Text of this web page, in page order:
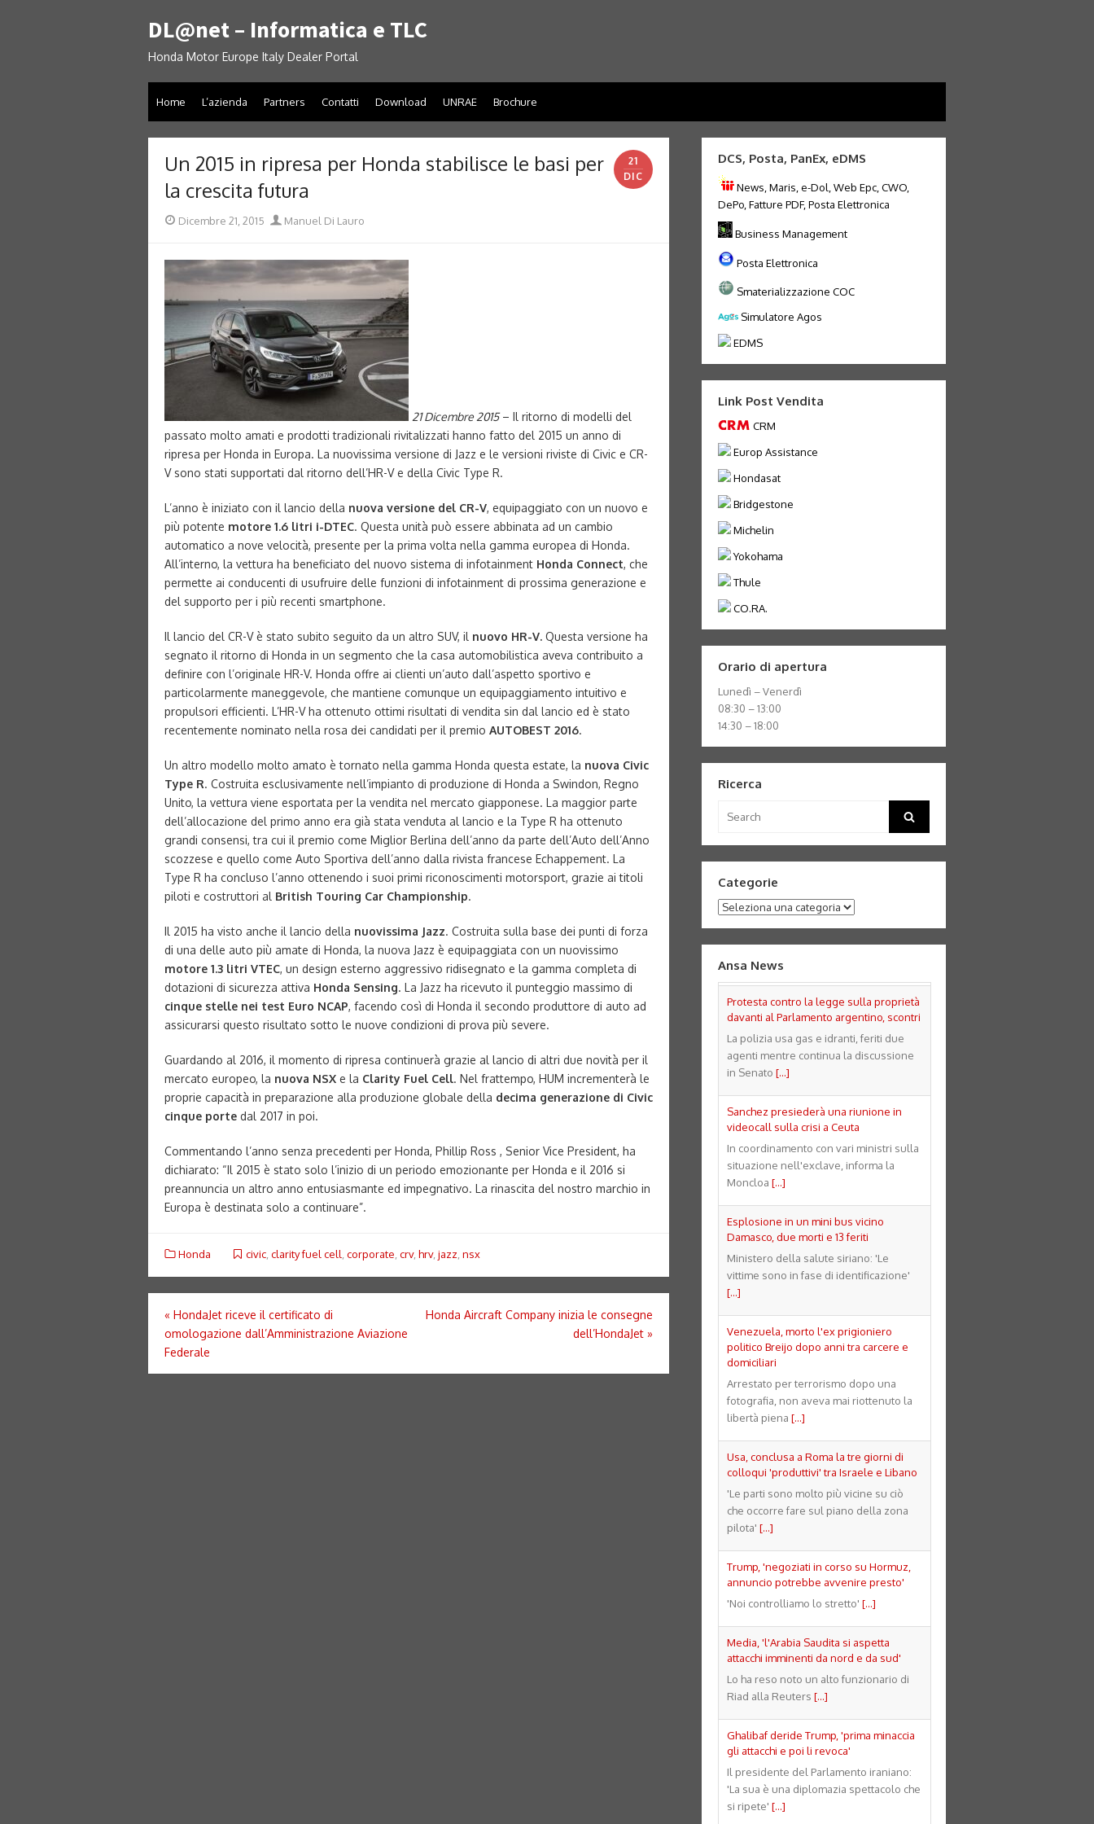
to
content
DL@net – Informatica e TLC
Honda Motor Europe Italy Dealer Portal
Home L’azienda Partners Contatti Download UNRAE Brochure
Un 2015 in ripresa per Honda stabilisce le basi per
la crescita futura
21
DIC
Posted
Dicembre 21, 2015 Author
Manuel Di Lauro
21 Dicembre 2015– Il ritorno di modelli del
passato molto amati e prodotti tradizionali rivitalizzati hanno fatto del 2015 un anno di
ripresa per Honda in Europa. La nuovissima versione di Jazz e le versioni riviste di Civic e CR-
V sono stati supportati dal ritorno dell’HR-V e della Civic Type R.
L’anno è iniziato con il lancio della nuova versione del CR-V, equipaggiato con un nuovo e
più potente motore 1.6 litri i-DTEC. Questa unità può essere abbinata ad un cambio
automatico a nove velocità, presente per la prima volta nella gamma europea di Honda.
All’interno, la vettura ha beneficiato del nuovo sistema di infotainment Honda Connect, che
permette ai conducenti di usufruire delle funzioni di infotainment di prossima generazione e
del supporto per i più recenti smartphone.
Il lancio del CR-V è stato subito seguito da un altro SUV, il nuovo HR-V. Questa versione ha
segnato il ritorno di Honda in un segmento che la casa automobilistica aveva contribuito a
definire con l’originale HR-V. Honda offre ai clienti un’auto dall’aspetto sportivo e
particolarmente maneggevole, che mantiene comunque un equipaggiamento intuitivo e
propulsori efficienti. L’HR-V ha ottenuto ottimi risultati di vendita sin dal lancio ed è stato
recentemente nominato nella rosa dei candidati per il premio AUTOBEST 2016.
Un altro modello molto amato è tornato nella gamma Honda questa estate, la nuova Civic
Type R. Costruita esclusivamente nell’impianto di produzione di Honda a Swindon, Regno
Unito, la vettura viene esportata per la vendita nel mercato giapponese. La maggior parte
dell’allocazione del primo anno era già stata venduta al lancio e la Type R ha ottenuto
grandi consensi, tra cui il premio come Miglior Berlina dell’anno da parte dell’Auto dell’Anno
scozzese e quello come Auto Sportiva dell’anno dalla rivista francese Echappement. La
Type R ha concluso l’anno ottenendo i suoi primi riconoscimenti motorsport, grazie ai titoli
piloti e costruttori al British Touring Car Championship.
Il 2015 ha visto anche il lancio della nuovissima Jazz. Costruita sulla base dei punti di forza
di una delle auto più amate di Honda, la nuova Jazz è equipaggiata con un nuovissimo
motore 1.3 litri VTEC, un design esterno aggressivo ridisegnato e la gamma completa di
dotazioni di sicurezza attiva Honda Sensing. La Jazz ha ricevuto il punteggio massimo di
cinque stelle nei test Euro NCAP, facendo così di Honda il secondo produttore di auto ad
assicurarsi questo risultato sotto le nuove condizioni di prova più severe.
Guardando al 2016, il momento di ripresa continuerà grazie al lancio di altri due novità per il
mercato europeo, la nuova NSX e la Clarity Fuel Cell. Nel frattempo, HUM incrementerà le
proprie capacità in preparazione alla produzione globale della decima generazione di Civic
cinque porte dal 2017 in poi.
Commentando l’anno senza precedenti per Honda, Phillip Ross , Senior Vice President, ha
dichiarato: “Il 2015 è stato solo l’inizio di un periodo emozionante per Honda e il 2016 si
preannuncia un altro anno entusiasmante ed impegnativo. La rinascita del nostro marchio in
Europa è destinata solo a continuare”.
Honda civic, clarity fuel cell corporate crv, hrv, jazz nsx
Navigazione
articoli
« HondaJet riceve il certificato di
omologazione dall’Amministrazione Aviazione
Federale
Honda Aircraft Company inizia le consegne
dell’HondaJet »
DCS, Posta, PanEx, eDMS
News, Maris, e-Dol, Web Epc, CWO,
DePo, Fatture PDF, Posta Elettronica
Business Management
Posta Elettronica
Smaterializzazione COC
Simulatore Agos
EDMS
Link Post Vendita
CRM
Europ Assistance
Hondasat
Bridgestone
Michelin
Yokohama
Thule
CO.RA.
Orario di apertura
Lunedì – Venerdì
08:30 – 13:00
14:30 – 18:00
Ricerca
for:
Search
Categorie
Categorie
Ansa News
Protesta contro la legge sulla proprietà
davanti al Parlamento argentino, scontri
La polizia usa gas e idranti, feriti due
agenti mentre continua la discussione
in Senato [...]
Sanchez presiederà una riunione in
videocall sulla crisi a Ceuta
In coordinamento con vari ministri sulla
situazione nell'exclave, informa la
Moncloa [...]
Esplosione in un mini bus vicino
Damasco, due morti e 13 feriti
Ministero della salute siriano: 'Le
vittime sono in fase di identificazione'
[...]
Venezuela, morto l'ex prigioniero
politico Breijo dopo anni tra carcere e
domiciliari
Arrestato per terrorismo dopo una
fotografia, non aveva mai riottenuto la
libertà piena [...]
Usa, conclusa a Roma la tre giorni di
colloqui 'produttivi' tra Israele e Libano
'Le parti sono molto più vicine su ciò
che occorre fare sul piano della zona
pilota' [...]
Trump, 'negoziati in corso su Hormuz,
annuncio potrebbe avvenire presto'
'Noi controlliamo lo stretto' [...]
Media, 'l'Arabia Saudita si aspetta
attacchi imminenti da nord e da sud'
Lo ha reso noto un alto funzionario di
Riad alla Reuters [...]
Ghalibaf deride Trump, 'prima minaccia
gli attacchi e poi li revoca'
Il presidente del Parlamento iraniano:
'La sua è una diplomazia spettacolo che
si ripete' [...]